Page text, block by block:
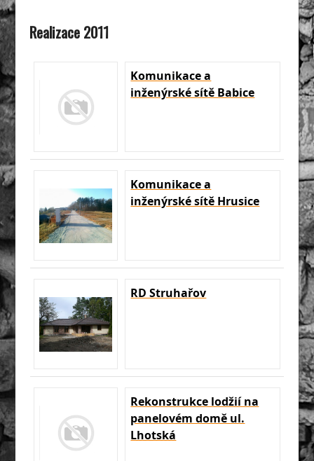
Realizace 2011
Komunikace a
inženýrské sítě Babice
Komunikace a
inženýrské sítě Hrusice
RD Struhařov
Rekonstrukce lodžií na
panelovém domě ul.
Lhotská